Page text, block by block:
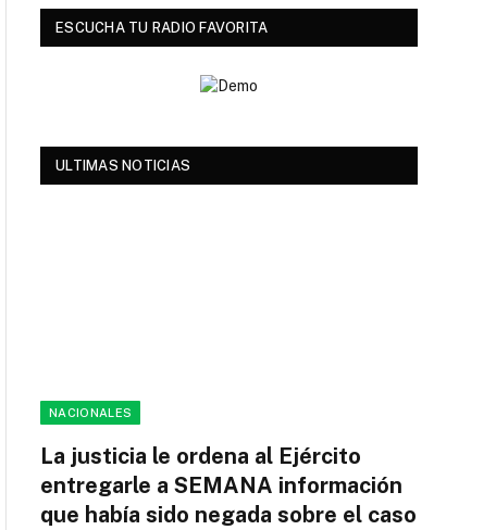
ESCUCHA TU RADIO FAVORITA
ULTIMAS NOTICIAS
NACIONALES
La justicia le ordena al Ejército
entregarle a SEMANA información
que había sido negada sobre el caso